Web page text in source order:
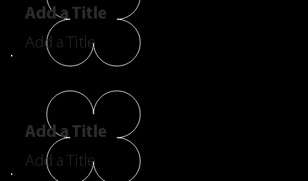
Add a Title
Add a Title
Add a Title
Add a Title